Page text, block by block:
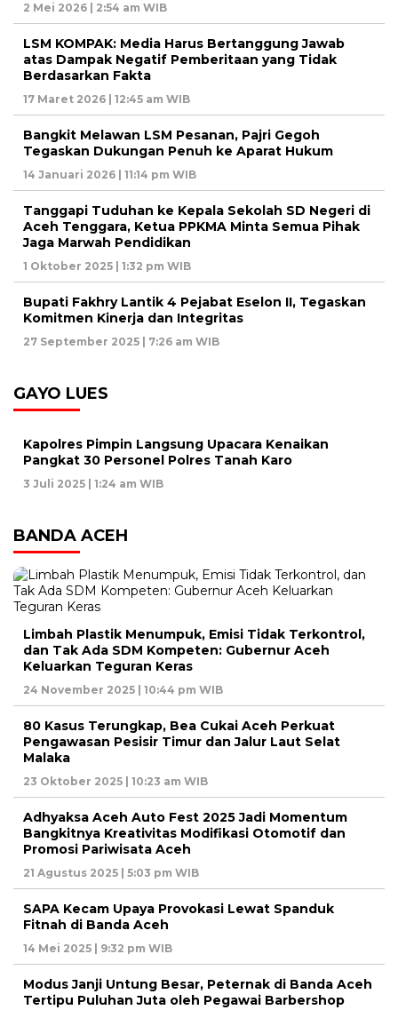
2 Mei 2026 | 2:54 am WIB
LSM KOMPAK: Media Harus Bertanggung Jawab
atas Dampak Negatif Pemberitaan yang Tidak
Berdasarkan Fakta
17 Maret 2026 | 12:45 am WIB
Bangkit Melawan LSM Pesanan, Pajri Gegoh
Tegaskan Dukungan Penuh ke Aparat Hukum
14 Januari 2026 | 11:14 pm WIB
Tanggapi Tuduhan ke Kepala Sekolah SD Negeri di
Aceh Tenggara, Ketua PPKMA Minta Semua Pihak
Jaga Marwah Pendidikan
1 Oktober 2025 | 1:32 pm WIB
Bupati Fakhry Lantik 4 Pejabat Eselon II, Tegaskan
Komitmen Kinerja dan Integritas
27 September 2025 | 7:26 am WIB
GAYO LUES
Kapolres Pimpin Langsung Upacara Kenaikan
Pangkat 30 Personel Polres Tanah Karo
3 Juli 2025 | 1:24 am WIB
BANDA ACEH
Limbah Plastik Menumpuk, Emisi Tidak Terkontrol,
dan Tak Ada SDM Kompeten: Gubernur Aceh
Keluarkan Teguran Keras
24 November 2025 | 10:44 pm WIB
80 Kasus Terungkap, Bea Cukai Aceh Perkuat
Pengawasan Pesisir Timur dan Jalur Laut Selat
Malaka
23 Oktober 2025 | 10:23 am WIB
Adhyaksa Aceh Auto Fest 2025 Jadi Momentum
Bangkitnya Kreativitas Modifikasi Otomotif dan
Promosi Pariwisata Aceh
21 Agustus 2025 | 5:03 pm WIB
SAPA Kecam Upaya Provokasi Lewat Spanduk
Fitnah di Banda Aceh
14 Mei 2025 | 9:32 pm WIB
Modus Janji Untung Besar, Peternak di Banda Aceh
Tertipu Puluhan Juta oleh Pegawai Barbershop